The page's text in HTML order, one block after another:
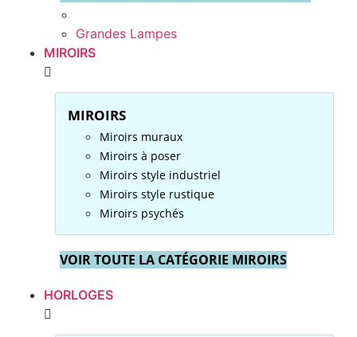
Grandes Lampes
MIROIRS
MIROIRS
Miroirs muraux
Miroirs à poser
Miroirs style industriel
Miroirs style rustique
Miroirs psychés
VOIR TOUTE LA CATÉGORIE MIROIRS
HORLOGES